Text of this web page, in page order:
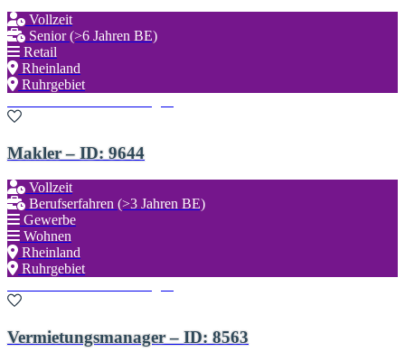
Vollzeit
Senior (>6 Jahren BE)
Retail
Rheinland
Ruhrgebiet
Makler – ID: 9644
Vollzeit
Berufserfahren (>3 Jahren BE)
Gewerbe
Wohnen
Rheinland
Ruhrgebiet
Vermietungsmanager – ID: 8563